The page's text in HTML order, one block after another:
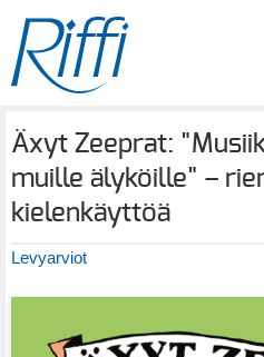
Äxyt Zeeprat:
muille älyköille" –
kielenkäyttöä
Levyarviot